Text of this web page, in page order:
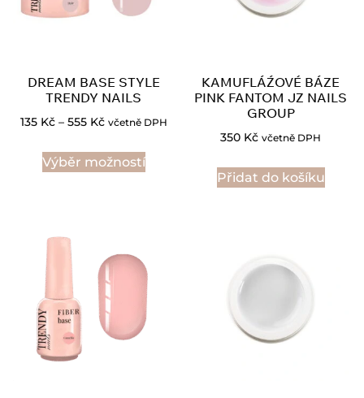
DREAM BASE STYLE
TRENDY NAILS
135 Kč – 555 Kč včetně DPH
Výběr možností
KAMUFLÁŹOVÉ BÁZE
PINK FANTOM JZ NAILS
GROUP
350 Kč včetně DPH
Přidat do košíku